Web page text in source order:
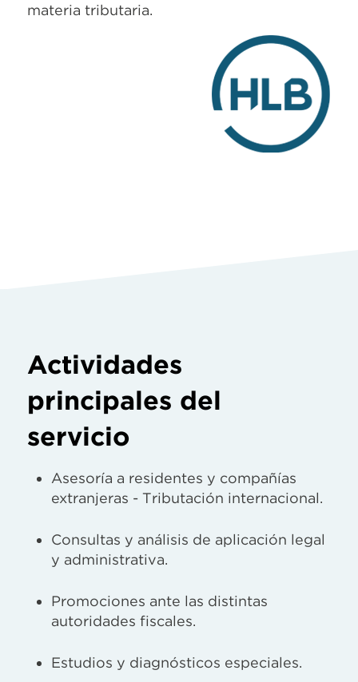
materia tributaria.
Actividades
principales del
servicio
Asesoría a residentes y compañías
extranjeras - Tributación internacional.
Consultas y análisis de aplicación legal
y administrativa.
Promociones ante las distintas
autoridades fiscales.
Estudios y diagnósticos especiales.